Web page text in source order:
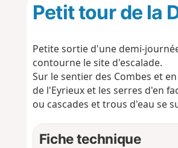
Petit tour de la
Petite sortie d'une demi-
contourne le site d'escalade.
Sur le sentier des Combes et
de l'Eyrieux et les serres d'en
ou cascades et trous d'eau se
Fiche technique